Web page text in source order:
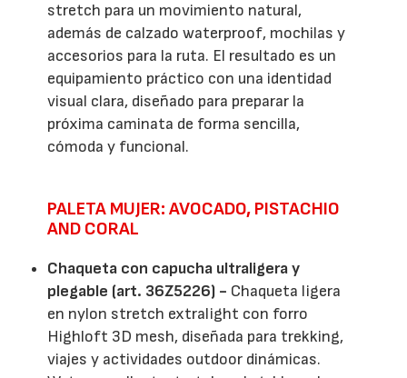
stretch para un movimiento natural,
además de calzado waterproof, mochilas y
accesorios para la ruta. El resultado es un
equipamiento práctico con una identidad
visual clara, diseñado para preparar la
próxima caminata de forma sencilla,
cómoda y funcional.
PALETA MUJER: AVOCADO, PISTACHIO
AND CORAL
Chaqueta con capucha ultraligera y
plegable (art. 36Z5226) - Chaqueta ligera
en nylon stretch extralight con forro
Highloft 3D mesh, diseñada para trekking,
viajes y actividades outdoor dinámicas.